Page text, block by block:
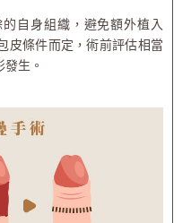
自身組織，避免額外植入
皮條件而定，術前評估相當
生。